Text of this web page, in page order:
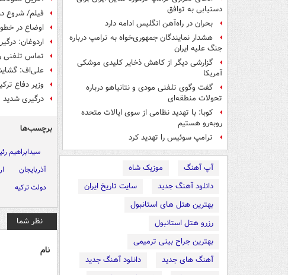
دستیابی به توافق
بحران در راه‌آهن انگلیس ادامه دارد
هشدار نمایندگان جمهوری‌خواه به ترامپ درباره
جنگ علیه ایران
گزارشی دیگر از کاهش ذخایر کلیدی موشکی
آمریکا
گفت وگوی تلفنی مودی و نتانیاهو درباره
تحولات منطقه‌ای
کوبا: با تهدید نظامی از سوی ایالات متحده
روبه‌رو هستیم
ترامپ سوئیس را تهدید کرد
آپ آهنگ
موزیک شاه
دانلود آهنگ جدید
سایت تاریخ ایران
بهترین هتل های استانبول
رزرو هتل استانبول
بهترین جراح بینی ترمیمی
آهنگ های جدید
دانلود آهنگ جدید
فیلم/ شروع
اوضاع در
اردوغان:
تماس تلفنی
علی‌اف:
وزیر دفاع
درگیری شدید
برچسب‌ها
سیدابراهیم
آذربایجان
دولت ترکیه
نظر شما
نام